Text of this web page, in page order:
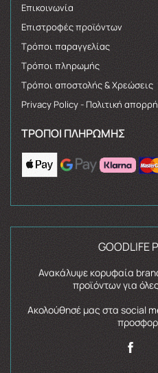
Επικοινωνία
Επιστροφές προϊόντων
Τρόποι παραγγελίας
Τρόποι πληρωμής
Τρόποι αποστολής & Χρεώσεις
Privacy Policy - Πολιτική
ΤΡΌΠΟΙ ΠΛΗΡΩΜΉΣ
GOODLIFE
Ανακάλυψε κορυφαία
προϊόντων για
Ακολούθησέ μας στα social